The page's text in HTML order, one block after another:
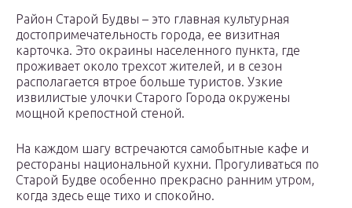
Район Старой Будвы – это главная культурная
достопримечательность города, ее визитная
карточка. Это окраины населенного пункта, где
проживает около трехсот жителей, и в сезон
располагается втрое больше туристов. Узкие
извилистые улочки Старого Города окружены
мощной крепостной стеной.
На каждом шагу встречаются самобытные кафе и
рестораны национальной кухни. Прогуливаться по
Старой Будве особенно прекрасно ранним утром,
когда здесь еще тихо и спокойно.